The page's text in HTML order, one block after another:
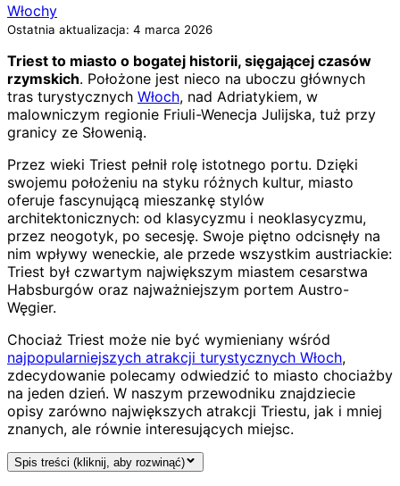
Włochy
Ostatnia aktualizacja: 4 marca 2026
Triest to miasto o bogatej historii, sięgającej czasów
rzymskich. Położone jest nieco na uboczu głównych
tras turystycznych Włoch, nad Adriatykiem, w
malowniczym regionie Friuli-Wenecja Julijska, tuż przy
granicy ze Słowenią.
Przez wieki Triest pełnił rolę istotnego portu. Dzięki
swojemu położeniu na styku różnych kultur, miasto
oferuje fascynującą mieszankę stylów
architektonicznych: od klasycyzmu i neoklasycyzmu,
przez neogotyk, po secesję. Swoje piętno odcisnęły na
nim wpływy weneckie, ale przede wszystkim austriackie:
Triest był czwartym największym miastem cesarstwa
Habsburgów oraz najważniejszym portem Austro-
Węgier.
Chociaż Triest może nie być wymieniany wśród
najpopularniejszych atrakcji turystycznych Włoch,
zdecydowanie polecamy odwiedzić to miasto chociażby
na jeden dzień. W naszym przewodniku znajdziecie
opisy zarówno największych atrakcji Triestu, jak i mniej
znanych, ale równie interesujących miejsc.
Spis treści (kliknij, aby rozwinąć)